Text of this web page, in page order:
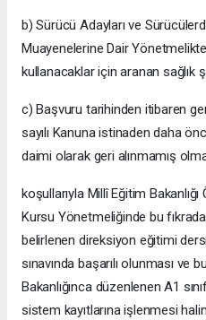
b) Sürücü Adayları ve
Muayenelerine Dair
kullanacaklar için aranan sağlık
c) Başvuru tarihinden itibaren
sayılı Kanuna istinaden daha
daimi olarak geri alınmamış
koşullarıyla Millî Eğitim
Kursu Yönetmeliğinde bu
belirlenen direksiyon eğitimi
sınavında başarılı olunması ve
Bakanlığınca düzenlenen A1
sistem kayıtlarına işlenmesi